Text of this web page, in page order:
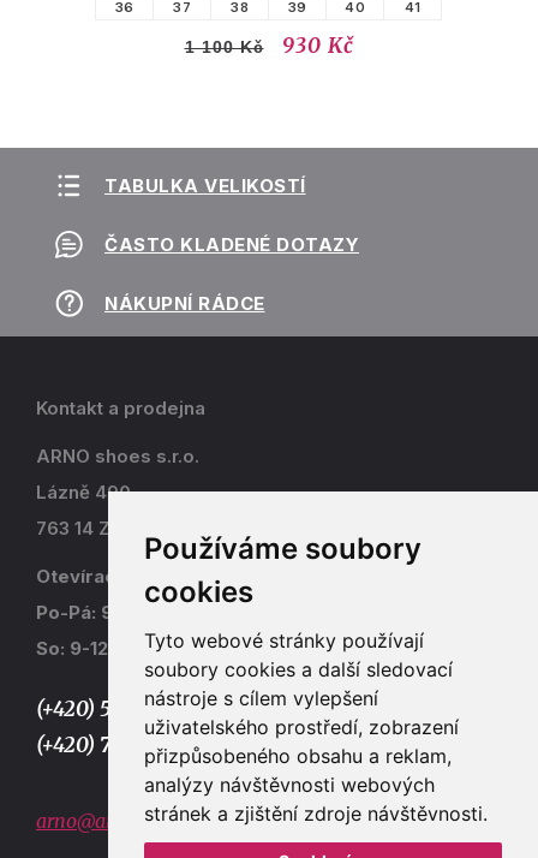
Používáme soubory
cookies
Tyto webové stránky používají
soubory cookies a další sledovací
nástroje s cílem vylepšení
uživatelského prostředí, zobrazení
přizpůsobeného obsahu a reklam,
analýzy návštěvnosti webových
stránek a zjištění zdroje návštěvnosti.
36 37 38 39 40 41
1 100 Kč 930 Kč
TABULKA VELIKOSTÍ
ČASTO KLADENÉ DOTAZY
NÁKUPNÍ RÁDCE
Kontakt a prodejna
ARNO shoes s.r.o.
Lázně 490
763 14 Zlín - Kostelec
Otevírací doba
Po-Pá: 9-17
So: 9-12
(+420) 577 915 036,
(+420) 773 667 390
arno@arno.cz